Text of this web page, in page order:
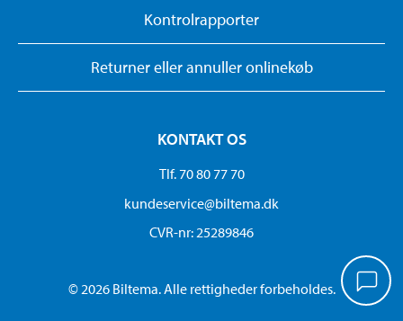
Kontrolrapporter
Returner eller annuller onlinekøb
KONTAKT OS
Tlf. 70 80 77 70
kundeservice@biltema.dk
CVR-nr: 25289846
© 2026 Biltema. Alle rettigheder forbeholdes.